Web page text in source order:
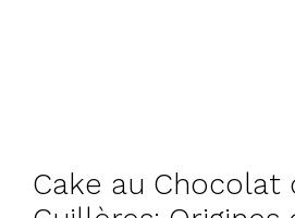
Cake au Chocolat